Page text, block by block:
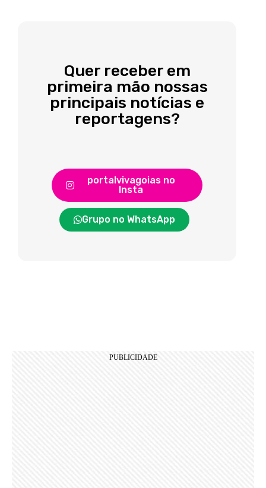
Quer receber em
primeira mão nossas
principais notícias e
reportagens?
portalvivagoias no
Insta
Grupo no WhatsApp